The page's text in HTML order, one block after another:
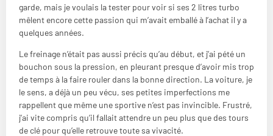
garde, mais je voulais la tester pour voir si ses 2 litres turbo
mêlent encore cette passion qui m’avait emballé à l’achat il y a
quelques années.
Le freinage n’était pas aussi précis qu’au début, et j’ai pété un
bouchon sous la pression, en pleurant presque d’avoir mis trop
de temps à la faire rouler dans la bonne direction. La voiture, je
le sens, a déjà un peu vécu, ses petites imperfections me
rappellent que même une sportive n’est pas invincible. Frustré,
j’ai vite compris qu’il fallait attendre un peu plus que des tours
de clé pour qu’elle retrouve toute sa vivacité.